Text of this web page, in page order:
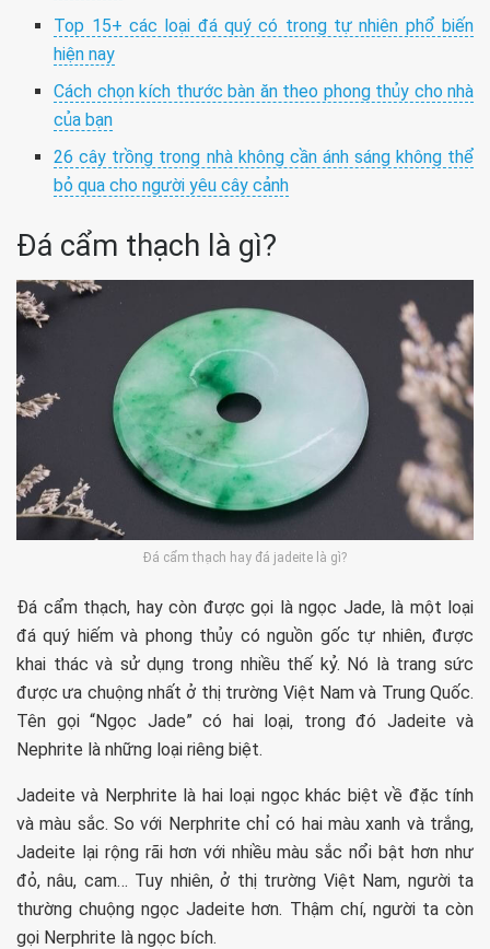
Top 15+ các loại đá quý có trong tự nhiên phổ biến
hiện nay
Cách chọn kích thước bàn ăn theo phong thủy cho nhà
của bạn
26 cây trồng trong nhà không cần ánh sáng không thể
bỏ qua cho người yêu cây cảnh
Đá cẩm thạch là gì?
Đá cẩm thạch hay đá jadeite là gì?
Đá cẩm thạch, hay còn được gọi là ngọc Jade, là một loại
đá quý hiếm và phong thủy có nguồn gốc tự nhiên, được
khai thác và sử dụng trong nhiều thế kỷ. Nó là trang sức
được ưa chuộng nhất ở thị trường Việt Nam và Trung Quốc.
Tên gọi “Ngọc Jade” có hai loại, trong đó Jadeite và
Nephrite là những loại riêng biệt.
Jadeite và Nerphrite là hai loại ngọc khác biệt về đặc tính
và màu sắc. So với Nerphrite chỉ có hai màu xanh và trắng,
Jadeite lại rộng rãi hơn với nhiều màu sắc nổi bật hơn như
đỏ, nâu, cam… Tuy nhiên, ở thị trường Việt Nam, người ta
thường chuộng ngọc Jadeite hơn. Thậm chí, người ta còn
gọi Nerphrite là ngọc bích.